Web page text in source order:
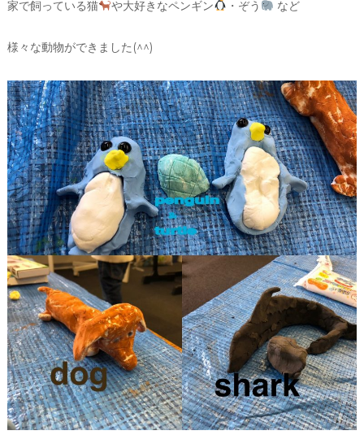
家で飼っている猫 や大好きなペンギン ・ぞう など
様々な動物ができました(^^)